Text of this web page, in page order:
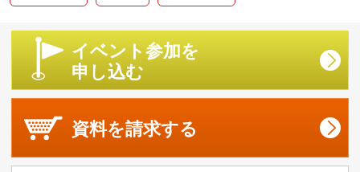
イベント参加を
申し込む
資料を請求する